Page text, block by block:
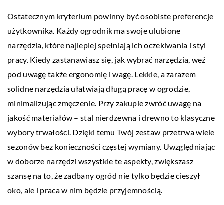
Ostatecznym kryterium powinny być osobiste preferencje
użytkownika. Każdy ogrodnik ma swoje ulubione
narzędzia, które najlepiej spełniają ich oczekiwania i styl
pracy. Kiedy zastanawiasz się, jak wybrać narzędzia, weź
pod uwagę także ergonomię i wagę. Lekkie, a zarazem
solidne narzędzia ułatwiają długą pracę w ogrodzie,
minimalizując zmęczenie. Przy zakupie zwróć uwagę na
jakość materiałów – stal nierdzewna i drewno to klasyczne
wybory trwałości. Dzięki temu Twój zestaw przetrwa wiele
sezonów bez konieczności częstej wymiany. Uwzględniając
w doborze narzędzi wszystkie te aspekty, zwiększasz
szansę na to, że zadbany ogród nie tylko będzie cieszył
oko, ale i praca w nim będzie przyjemnością.